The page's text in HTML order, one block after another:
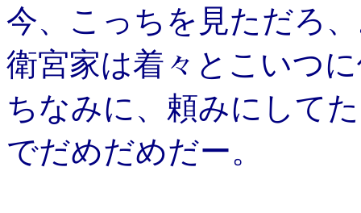
今、こっちを見ただろ
衛宮家は着々とこいつ
ちなみに、頼みにして
でだめだめだー。